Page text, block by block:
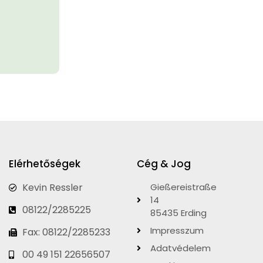
Elérhetőségek
Kevin Ressler
08122/2285225
Fax: 08122/2285233
00 49 151 22656507
Cég & Jog
Gießereistraße
14
85435 Erding
Impresszum
Adatvédelem